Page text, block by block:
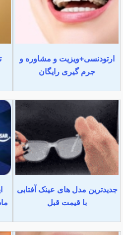
ارتودنسی+ویزیت و مشاوره و
جرم گیری رایگان
جدیدترین مدل های عینک آفتابی
با قیمت قبل